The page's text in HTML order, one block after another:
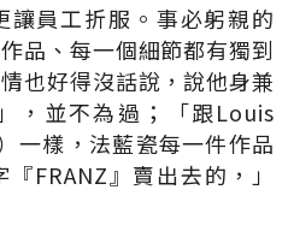
讓員工折服。事必躬親的
品、每一個細節都有獨到
也好得沒話說，說他身兼
，並不為過；「跟Louis
樣，法藍瓷每一件作品
FRANZ』賣出去的，」